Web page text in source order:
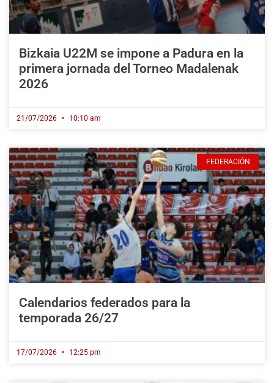
Bizkaia U22M se impone a Padura en la
primera jornada del Torneo Madalenak
2026
21/07/2026 10:10 am
FEDERACIÓN
Calendarios federados para la
temporada 26/27
17/07/2026 12:25 pm